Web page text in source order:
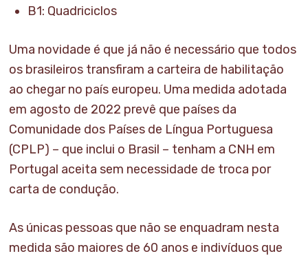
B1: Quadriciclos
Uma novidade é que já não é necessário que todos
os brasileiros transfiram a carteira de habilitação
ao chegar no país europeu. Uma medida adotada
em agosto de 2022 prevê que países da
Comunidade dos Países de Língua Portuguesa
(CPLP) – que inclui o Brasil – tenham a CNH em
Portugal aceita sem necessidade de troca por
carta de condução.
As únicas pessoas que não se enquadram nesta
medida são maiores de 60 anos e indivíduos que